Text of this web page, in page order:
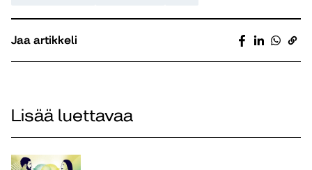
Jaa artikkeli
Lisää luettavaa